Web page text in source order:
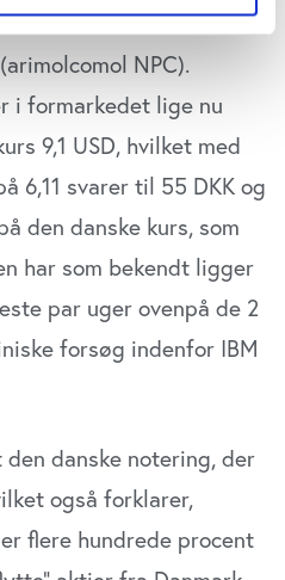
gerne:
om din placering,
for få meter
baseret på en scanning af
(fingerprinting)
websitet.
vores indhold og
til sociale medier og til
deler også oplysninger om
vores partnere inden for
og
du har givet dem, eller som
hvis du fortsætter med at
af selskabets sidste
NPC).
i formarkedet lige nu
9,1 USD, hvilket med
6,11 svarer til 55 DKK og
den danske kurs, som
har som bekendt ligger
par uger ovenpå de 2
forsøg indenfor IBM
danske notering, der
også forklarer,
flere hundrede procent